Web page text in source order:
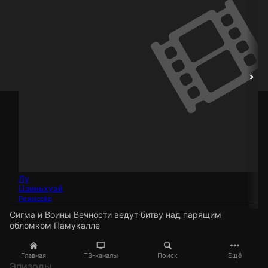
Главная ТВ-каналы Поиск Ещё
Лу
Цзиньхуэй
Режиссёр
Сигма и Воины Вечности ведут битву над парящим
обломком Памукалле